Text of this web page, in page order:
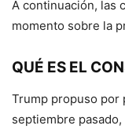
A continuación, las
momento sobre la
QUÉ ES EL
Trump propuso por
septiembre